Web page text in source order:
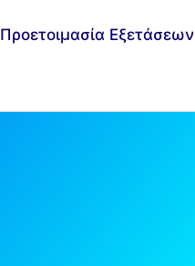
Προετοιμασία Εξετάσεων